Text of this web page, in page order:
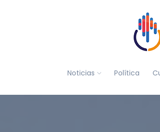
Noticias Política